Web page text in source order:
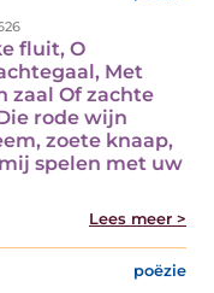
fluit, O
Met
zaal Of zachte
rode wijn
zoete knaap,
spelen met uw
Lees meer >
poëzie